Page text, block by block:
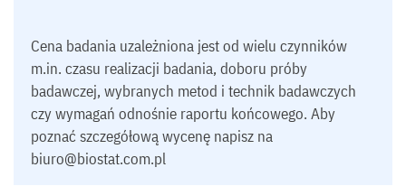
Cena badania uzależniona jest od wielu czynników
m.in. czasu realizacji badania, doboru próby
badawczej, wybranych metod i technik badawczych
czy wymagań odnośnie raportu końcowego. Aby
poznać szczegółową wycenę napisz na
biuro@biostat.com.pl